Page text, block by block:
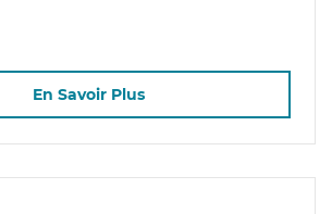
En Savoir Plus